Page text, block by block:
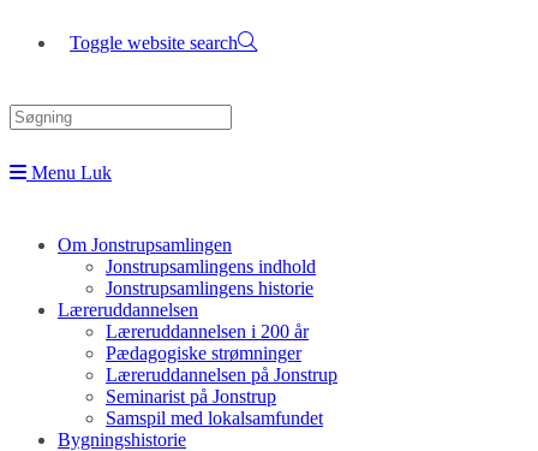
Toggle website search
Menu Luk
Om Jonstrupsamlingen
Jonstrupsamlingens indhold
Jonstrupsamlingens historie
Læreruddannelsen
Læreruddannelsen i 200 år
Pædagogiske strømninger
Læreruddannelsen på Jonstrup
Seminarist på Jonstrup
Samspil med lokalsamfundet
Bygningshistorie